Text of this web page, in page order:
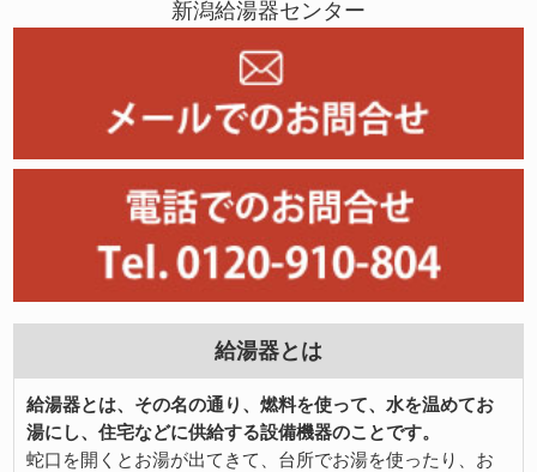
新潟給湯器センター
給湯器とは
給湯器とは、その名の通り、燃料を使って、水を温めてお
湯にし、住宅などに供給する設備機器のことです。
蛇口を開くとお湯が出てきて、台所でお湯を使ったり、お